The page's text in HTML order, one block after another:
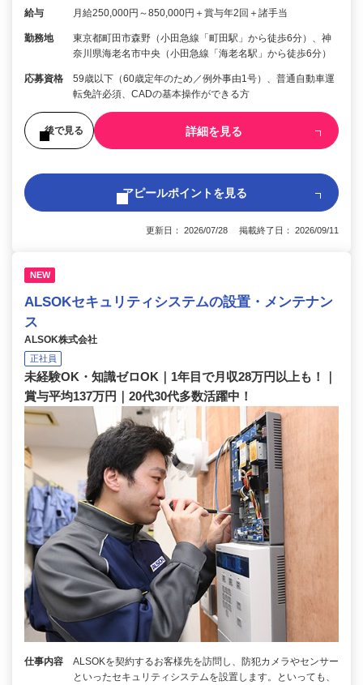
給与 月給250,000円～850,000円＋賞与年2回＋諸手当
勤務地
東京都町田市森野（小田急線「町田駅」から徒歩6分）、神
奈川県海老名市中央（小田急線「海老名駅」から徒歩6分）
応募資格
59歳以下（60歳定年のため／例外事由1号）、普通自動車運
転免許必須、CADの基本操作ができる方
後で見る 詳細を見る
アピールポイントを見る
更新日： 2026/07/28 掲載終了日： 2026/09/11
NEW
ALSOKセキュリティシステムの設置・メンテナン
ス
ALSOK株式会社
正社員
未経験OK・知識ゼロOK｜1年目で月収28万円以上も！｜
賞与平均137万円｜20代30代多数活躍中！
仕事内容
ALSOKを契約するお客様先を訪問し、防犯カメラやセンサー
といったセキュリティシステムを設置します。といっても、